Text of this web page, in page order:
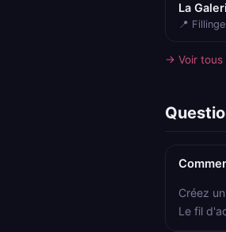
La
📍
→ Voir tous
Créez
Le fil